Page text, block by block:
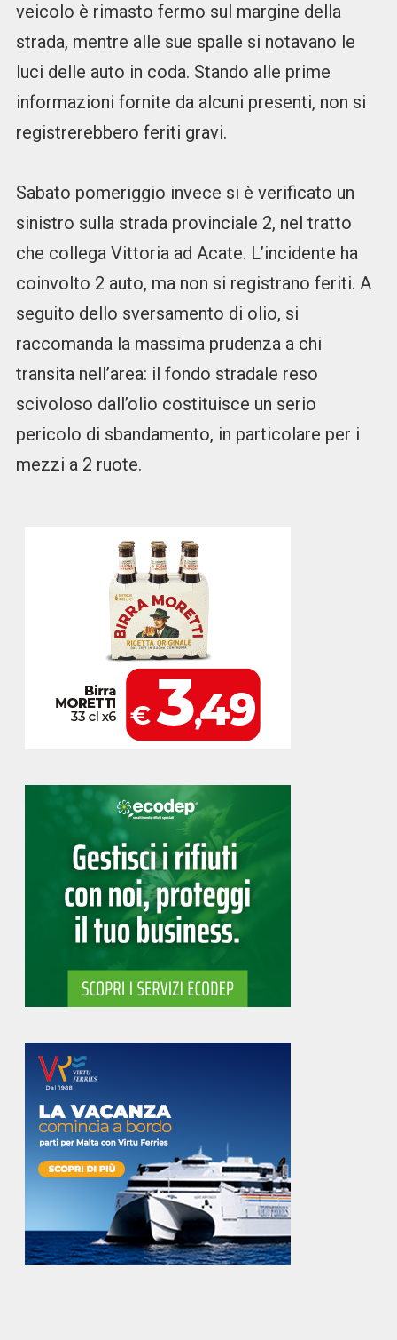
veicolo è rimasto fermo sul margine della
strada, mentre alle sue spalle si notavano le
luci delle auto in coda. Stando alle prime
informazioni fornite da alcuni presenti, non si
registrerebbero feriti gravi.
Sabato pomeriggio invece si è verificato un
sinistro sulla strada provinciale 2, nel tratto
che collega Vittoria ad Acate. L’incidente ha
coinvolto 2 auto, ma non si registrano feriti. A
seguito dello sversamento di olio, si
raccomanda la massima prudenza a chi
transita nell’area: il fondo stradale reso
scivoloso dall’olio costituisce un serio
pericolo di sbandamento, in particolare per i
mezzi a 2 ruote.